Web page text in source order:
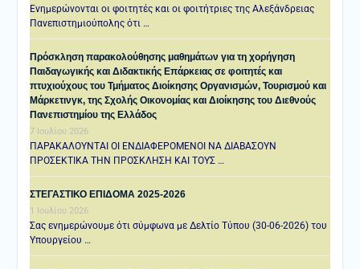
Ενημερώνονται οι φοιτητές και οι φοιτήτριες της Αλεξάνδρειας
Πανεπιστημιούπολης ότι …
Πρόσκληση παρακολούθησης μαθημάτων για τη χορήγηση
Παιδαγωγικής και Διδακτικής Επάρκειας σε φοιτητές και
πτυχιούχους του Τμήματος Διοίκησης Οργανισμών, Τουρισμού και
Μάρκετινγκ, της Σχολής Οικονομίας και Διοίκησης του Διεθνούς
Πανεπιστημίου της Ελλάδος
7 Ιουλίου 2026
ΠΑΡΑΚΑΛΟΥΝΤΑΙ ΟΙ ΕΝΔΙΑΦΕΡΟΜΕΝΟΙ ΝΑ ΔΙΑΒΑΣΟΥΝ
ΠΡΟΣΕΚΤΙΚΑ ΤΗΝ ΠΡΟΣΚΛΗΣΗ ΚΑΙ ΤΟΥΣ …
ΣΤΕΓΑΣΤΙΚΟ ΕΠΙΔΟΜΑ 2025-2026
1 Ιουλίου 2026
Σας ενημερώνουμε ότι σύμφωνα με Δελτίο Τύπου (30-06-2026) του
Υπουργείου …